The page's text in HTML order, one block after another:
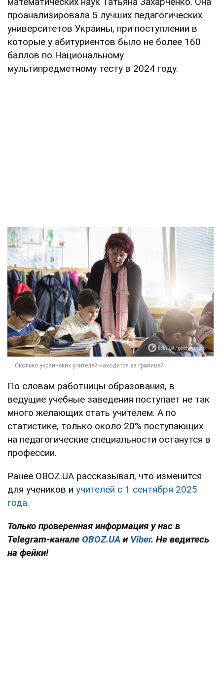
проанализировала 5 лучших педагогических
университетов Украины, при поступлении в
которые у абитуриентов было не более 160
баллов по Национальному
мультипредметному тесту в 2024 году.
По словам работницы образования, в
ведущие учебные заведения поступает не так
много желающих стать учителем. А по
статистике, только около 20% поступающих
на педагогические специальности останутся в
профессии.
Ранее OBOZ.UA рассказывал, что изменится
для учеников и учителей с 1 сентября 2025
года.
Только проверенная информация у нас в
Telegram-канале OBOZ.UA и Viber. Не ведитесь
на фейки!